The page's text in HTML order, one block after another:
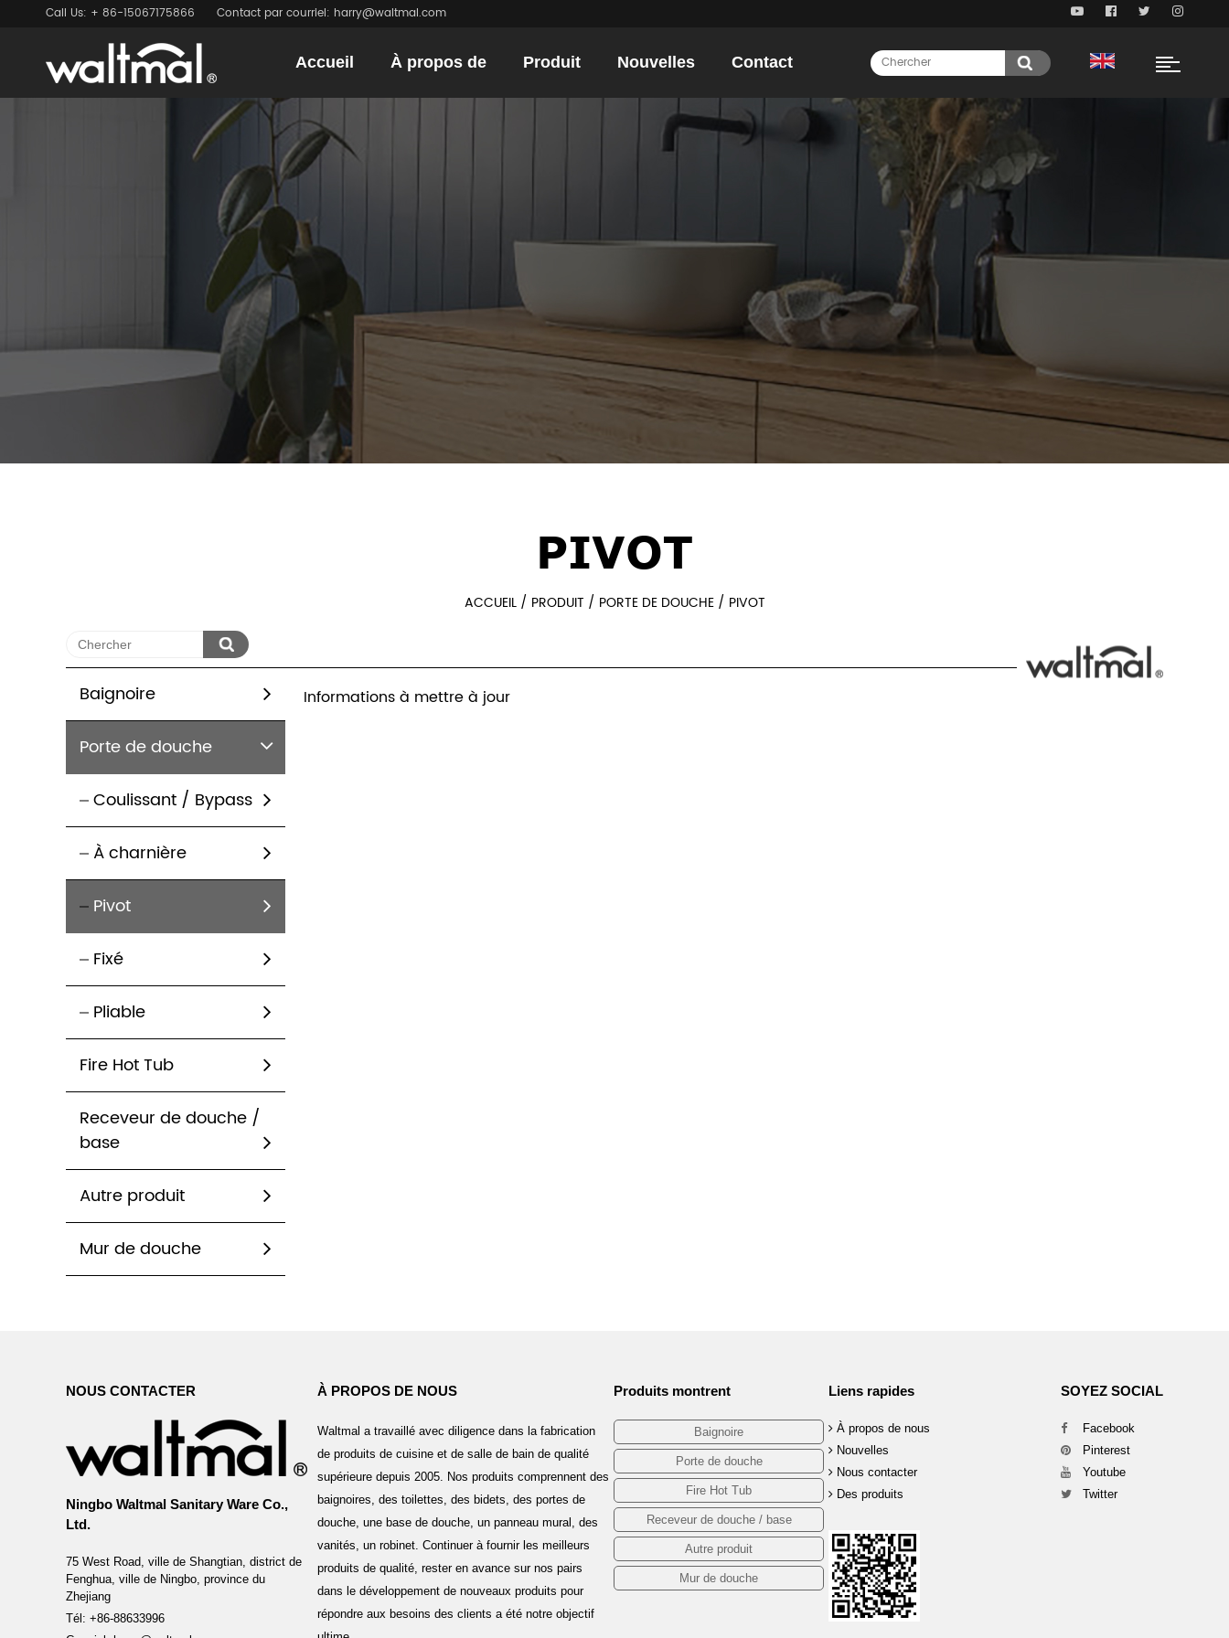
Call Us: + 86-15067175866 Contact par courriel: harry@waltmal.com
Accueil À propos de Produit Nouvelles Contact
PIVOT
ACCUEIL/ PRODUIT / PORTE DE DOUCHE/ PIVOT
Baignoire
Porte de douche
Coulissant / Bypass
À charnière
Pivot
Fixé
Pliable
Fire Hot Tub
Receveur de douche /
base
Autre produit
Mur de douche
Informations à mettre à jour
NOUS CONTACTER
Ningbo Waltmal Sanitary Ware Co.,
Ltd.
75 West Road, ville de Shangtian, district de
Fenghua, ville de Ningbo, province du
Zhejiang
Tél: +86-88633996
À PROPOS DE NOUS
Waltmal a travaillé avec diligence dans la fabrication
de produits de cuisine et de salle de bain de qualité
supérieure depuis 2005. Nos produits comprennent des
baignoires, des toilettes, des bidets, des portes de
douche, une base de douche, un panneau mural, des
vanités, un robinet. Continuer à fournir les meilleurs
produits de qualité, rester en avance sur nos pairs
dans le développement de nouveaux produits pour
répondre aux besoins des clients a été notre objectif
Produits montrent
Baignoire
Porte de douche
Fire Hot Tub
Receveur de douche / base
Autre produit
Mur de douche
Liens rapides
À propos de nous
Nouvelles
Nous contacter
Des produits
SOYEZ SOCIAL
Facebook
Pinterest
Youtube
Twitter